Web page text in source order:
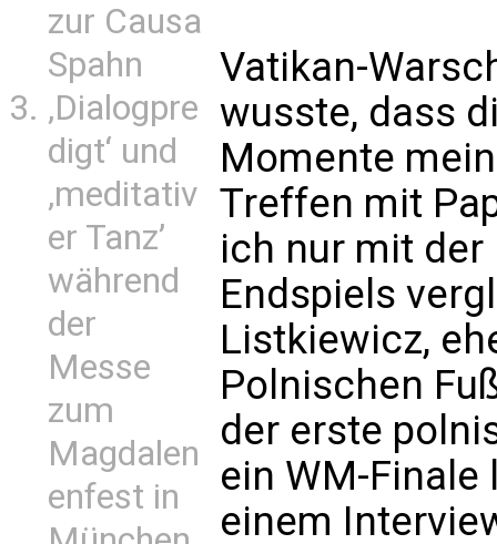
zur Causa
Spahn
‚Dialogpre
digt‘ und
‚meditativ
er Tanz’
während
der
Messe
zum
Magdalen
enfest in
Vatikan-
wusste, dass
Momente
Treffen mit
ich nur mit der
Endspiels
Listkiewicz,
Polnischen
der erste
ein WM-
einem